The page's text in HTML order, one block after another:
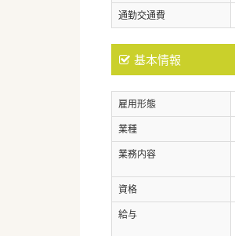
通勤交通費
基本情報
雇用形態
業種
業務内容
資格
給与